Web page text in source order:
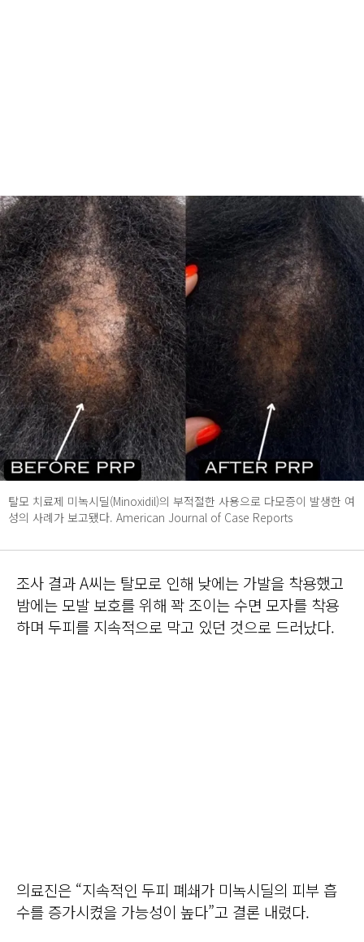
탈모 치료제 미녹시딜(Minoxidil)의 부적절한 사용으로 다모증이 발생한 여
성의 사례가 보고됐다. American Journal of Case Reports
조사 결과 A씨는 탈모로 인해 낮에는 가발을 착용했고
밤에는 모발 보호를 위해 꽉 조이는 수면 모자를 착용
하며 두피를 지속적으로 막고 있던 것으로 드러났다.
의료진은 “지속적인 두피 폐쇄가 미녹시딜의 피부 흡
수를 증가시켰을 가능성이 높다”고 결론 내렸다.